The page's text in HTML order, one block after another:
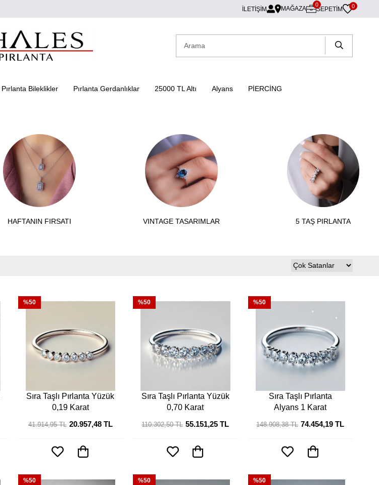
İLETİŞİM MAĞAZA SEPETIM
0 0
Pırlanta Bileklikler Pırlanta Gerdanlıklar 25000 TL Altı Alyans PİERCİNG
HAFTANIN FIRSATI VINTAGE TASARIMLAR 5 TAŞ PIRLANTA
Sıra Taşlı Pırlanta Yüzük
0,19 Karat
20.957,48 TL
41.914,95 TL
%50
Sıra Taşlı Pırlanta Yüzük
0,70 Karat
55.151,25 TL
110.302,50 TL
%50
Sıra Taşlı Pırlanta
Alyans 1 Karat
74.454,19 TL
148.908,38 TL
%50
%50 %50 %50